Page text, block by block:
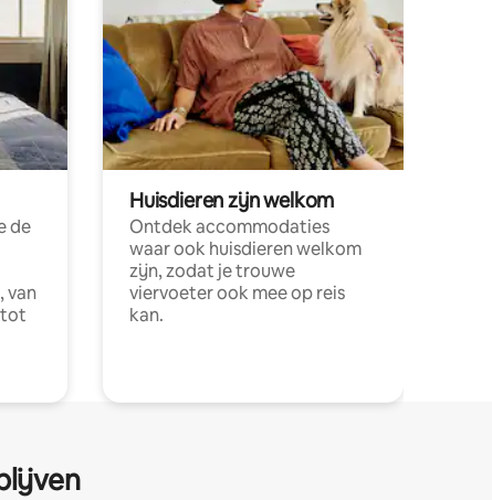
de
van
tot
Huisdieren zijn welkom
Ontdek accommodaties
waar ook huisdieren welkom
zijn, zodat je trouwe
viervoeter ook mee op reis
kan.